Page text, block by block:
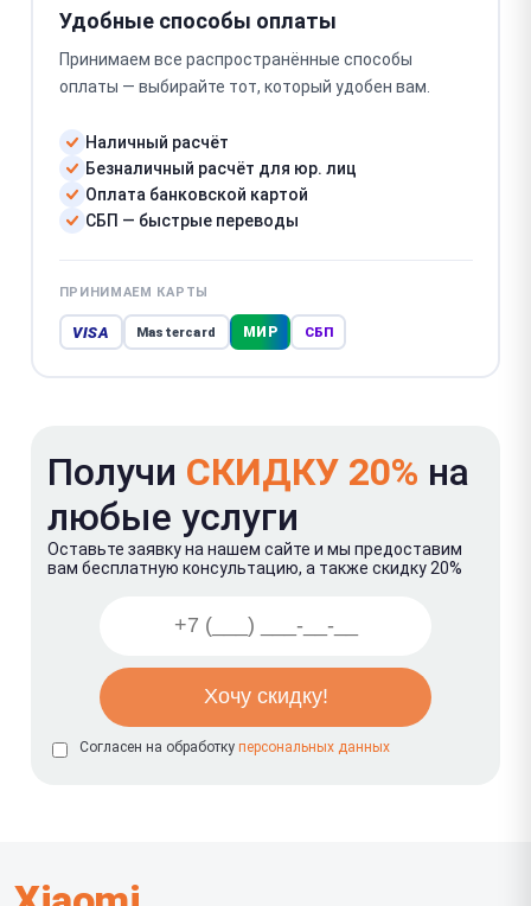
Удобные способы оплаты
Принимаем все распространённые способы
оплаты — выбирайте тот, который удобен вам.
Наличный расчёт
Безналичный расчёт для юр. лиц
Оплата банковской картой
СБП — быстрые переводы
ПРИНИМАЕМ КАРТЫ
VISA Mastercard МИР СБП
Получи СКИДКУ 20% на
любые услуги
Оставьте заявку на нашем сайте и мы предоставим
вам бесплатную консультацию, а также скидку 20%
Согласен на обработку персональных данных